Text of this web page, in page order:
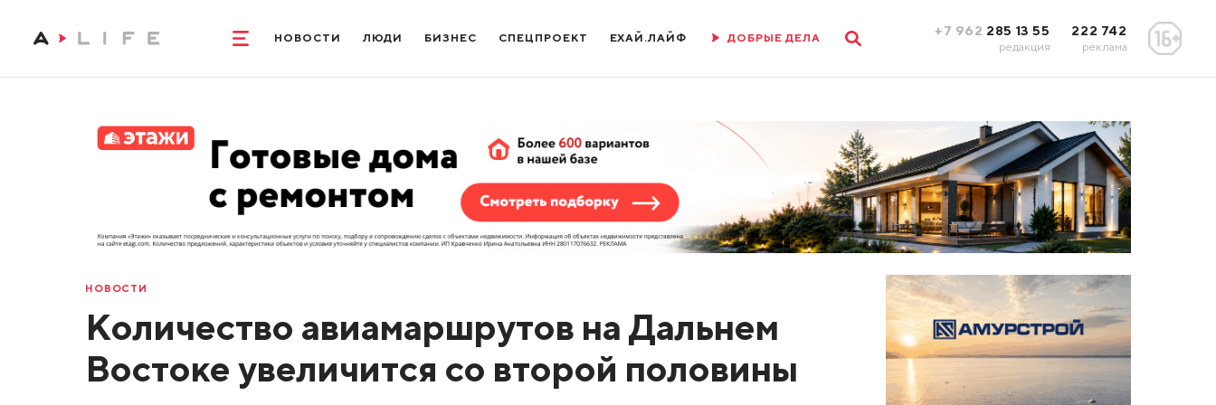
НОВОСТИ ЛЮДИ БИЗНЕС СПЕЦПРОЕКТ ЕХАЙ.ЛАЙФ ДОБРЫЕ ДЕЛА +7 962 285 13 55
редакция
222 742
реклама
НОВОСТИ
Количество авиамаршрутов на Дальнем
Востоке увеличится со второй половины